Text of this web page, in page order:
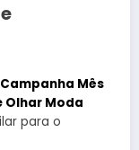
Campanha Mês
Olhar Moda
para o